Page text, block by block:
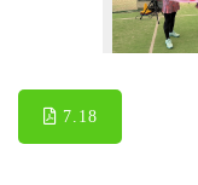
7.18